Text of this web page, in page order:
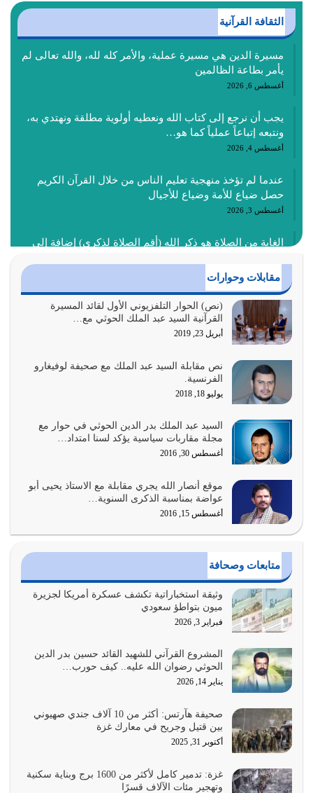
الثقافة القرآنية
مسيرة الدين هي مسيرة عملية، والأمر كله لله، والله تعالى لم
يأمر بطاعة الظالمين
أغسطس 6, 2026
يجب أن نرجع إلى كتاب الله ونعطيه أولوية مطلقة ونهتدي به،
ونتبعه إتباعاً عملياً كما هو…
أغسطس 4, 2026
عندما لم تؤخذ منهجية تعليم الناس من خلال القرآن الكريم
حصل ضياع للأمة وضياع للأجيال
أغسطس 3, 2026
الغاية من الصلاة هو ذكر الله (أقم الصلاة لذكري) إضافة إلى
أغسطس 2, 2026
السبب الرئيسي لشقاء الأمة الابتعاد عن كتاب الله والتعدي
لحدود الله بالإضافات للدين
أغسطس 1, 2026
أبرز أسباب الشقاء هو الإعراض عن ذكر الله وعن هدى الله
المتمثل في القرآن الكريم
يوليو 31, 2026
أولياء الشيطان كلما كانوا أكثر ولاءً وطاعة للشيطان كلما كانوا
أكثر ضعفاً
يوليو 30, 2026
وعد الله تعالى من يُقتل في سبيله بالحياة الأبدية والرزق
والاستبشار والنجاة والخلود في…
يوليو 29, 2026
القرآن الكريم هو أهم مصدر لمعرفة رسول الله معرفة سيرته
معرفة شخصيته معرفة عظمته
يوليو 28, 2026
هل نحن من الصالحين؟ قيِّم نفسك هنا اترك القرآن على أصله
وأعرض نفسك، وأعرض ما لديك على…
يوليو 27, 2026
عندما يكون عدوك هو عدو الله معناه أن تكون نقاط الضعف
فيه كثيرة وسينصرك الله عليه إذا…
يوليو 26, 2026
أراد الله لهذه الأمة ان تكون خير امة أخرجت للناس بالنهوض
بالأمر بالمعروف والنهي عن…
يوليو 25, 2026
مقابلات وحوارات
(نص) الحوار التلفزيوني الأول لقائد المسيرة
القرآنية السيد عبد الملك الحوثي مع…
أبريل 23, 2019
نص مقابلة السيد عبد الملك مع صحيفة لوفيغارو
الفرنسية.
يوليو 18, 2018
السيد عبد الملك بدر الدين الحوثي في حوار مع
مجلة مقاربات سياسية يؤكد لسنا امتداد…
أغسطس 30, 2016
موقع أنصار الله يجري مقابلة مع الاستاذ يحيى أبو
عواضة بمناسبة الذكرى السنوية…
أغسطس 15, 2016
متابعات وصحافة
وثيقة استخباراتية تكشف عسكرة أمريكا لجزيرة
ميون بتواطؤ سعودي
فبراير 3, 2026
المشروع القرآني للشهيد القائد حسين بدر الدين
الحوثي رضوان الله عليه.. كيف حورب…
يناير 14, 2026
صحيفة هآرتس: أكثر من 10 آلاف جندي صهيوني
بين قتيل وجريح في معارك غزة
أكتوبر 31, 2025
غزة: تدمير كامل لأكثر من 1600 برج وبناية سكنية
وتهجير مئات الآلاف قسرًا